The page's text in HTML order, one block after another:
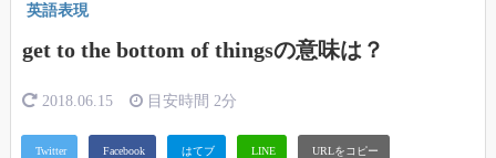
英語表現
get to the bottom of thingsの意味は？
2018.06.15 目安時間 2分